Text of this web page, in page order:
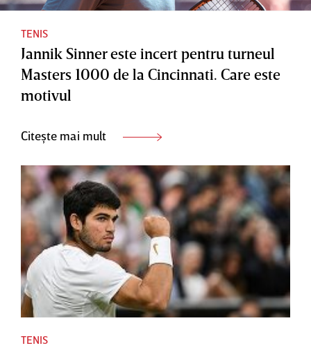
TENIS
Jannik Sinner este incert pentru turneul
Masters 1000 de la Cincinnati. Care este
motivul
Citește mai mult
TENIS